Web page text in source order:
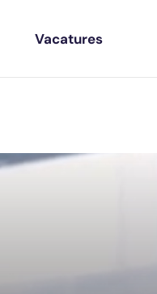
Vacatures